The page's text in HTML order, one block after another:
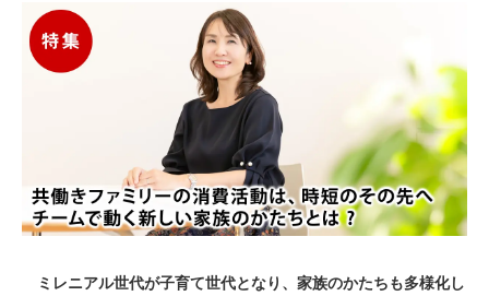
ミレニアル世代が子育て世代となり、家族のかたちも多様化し